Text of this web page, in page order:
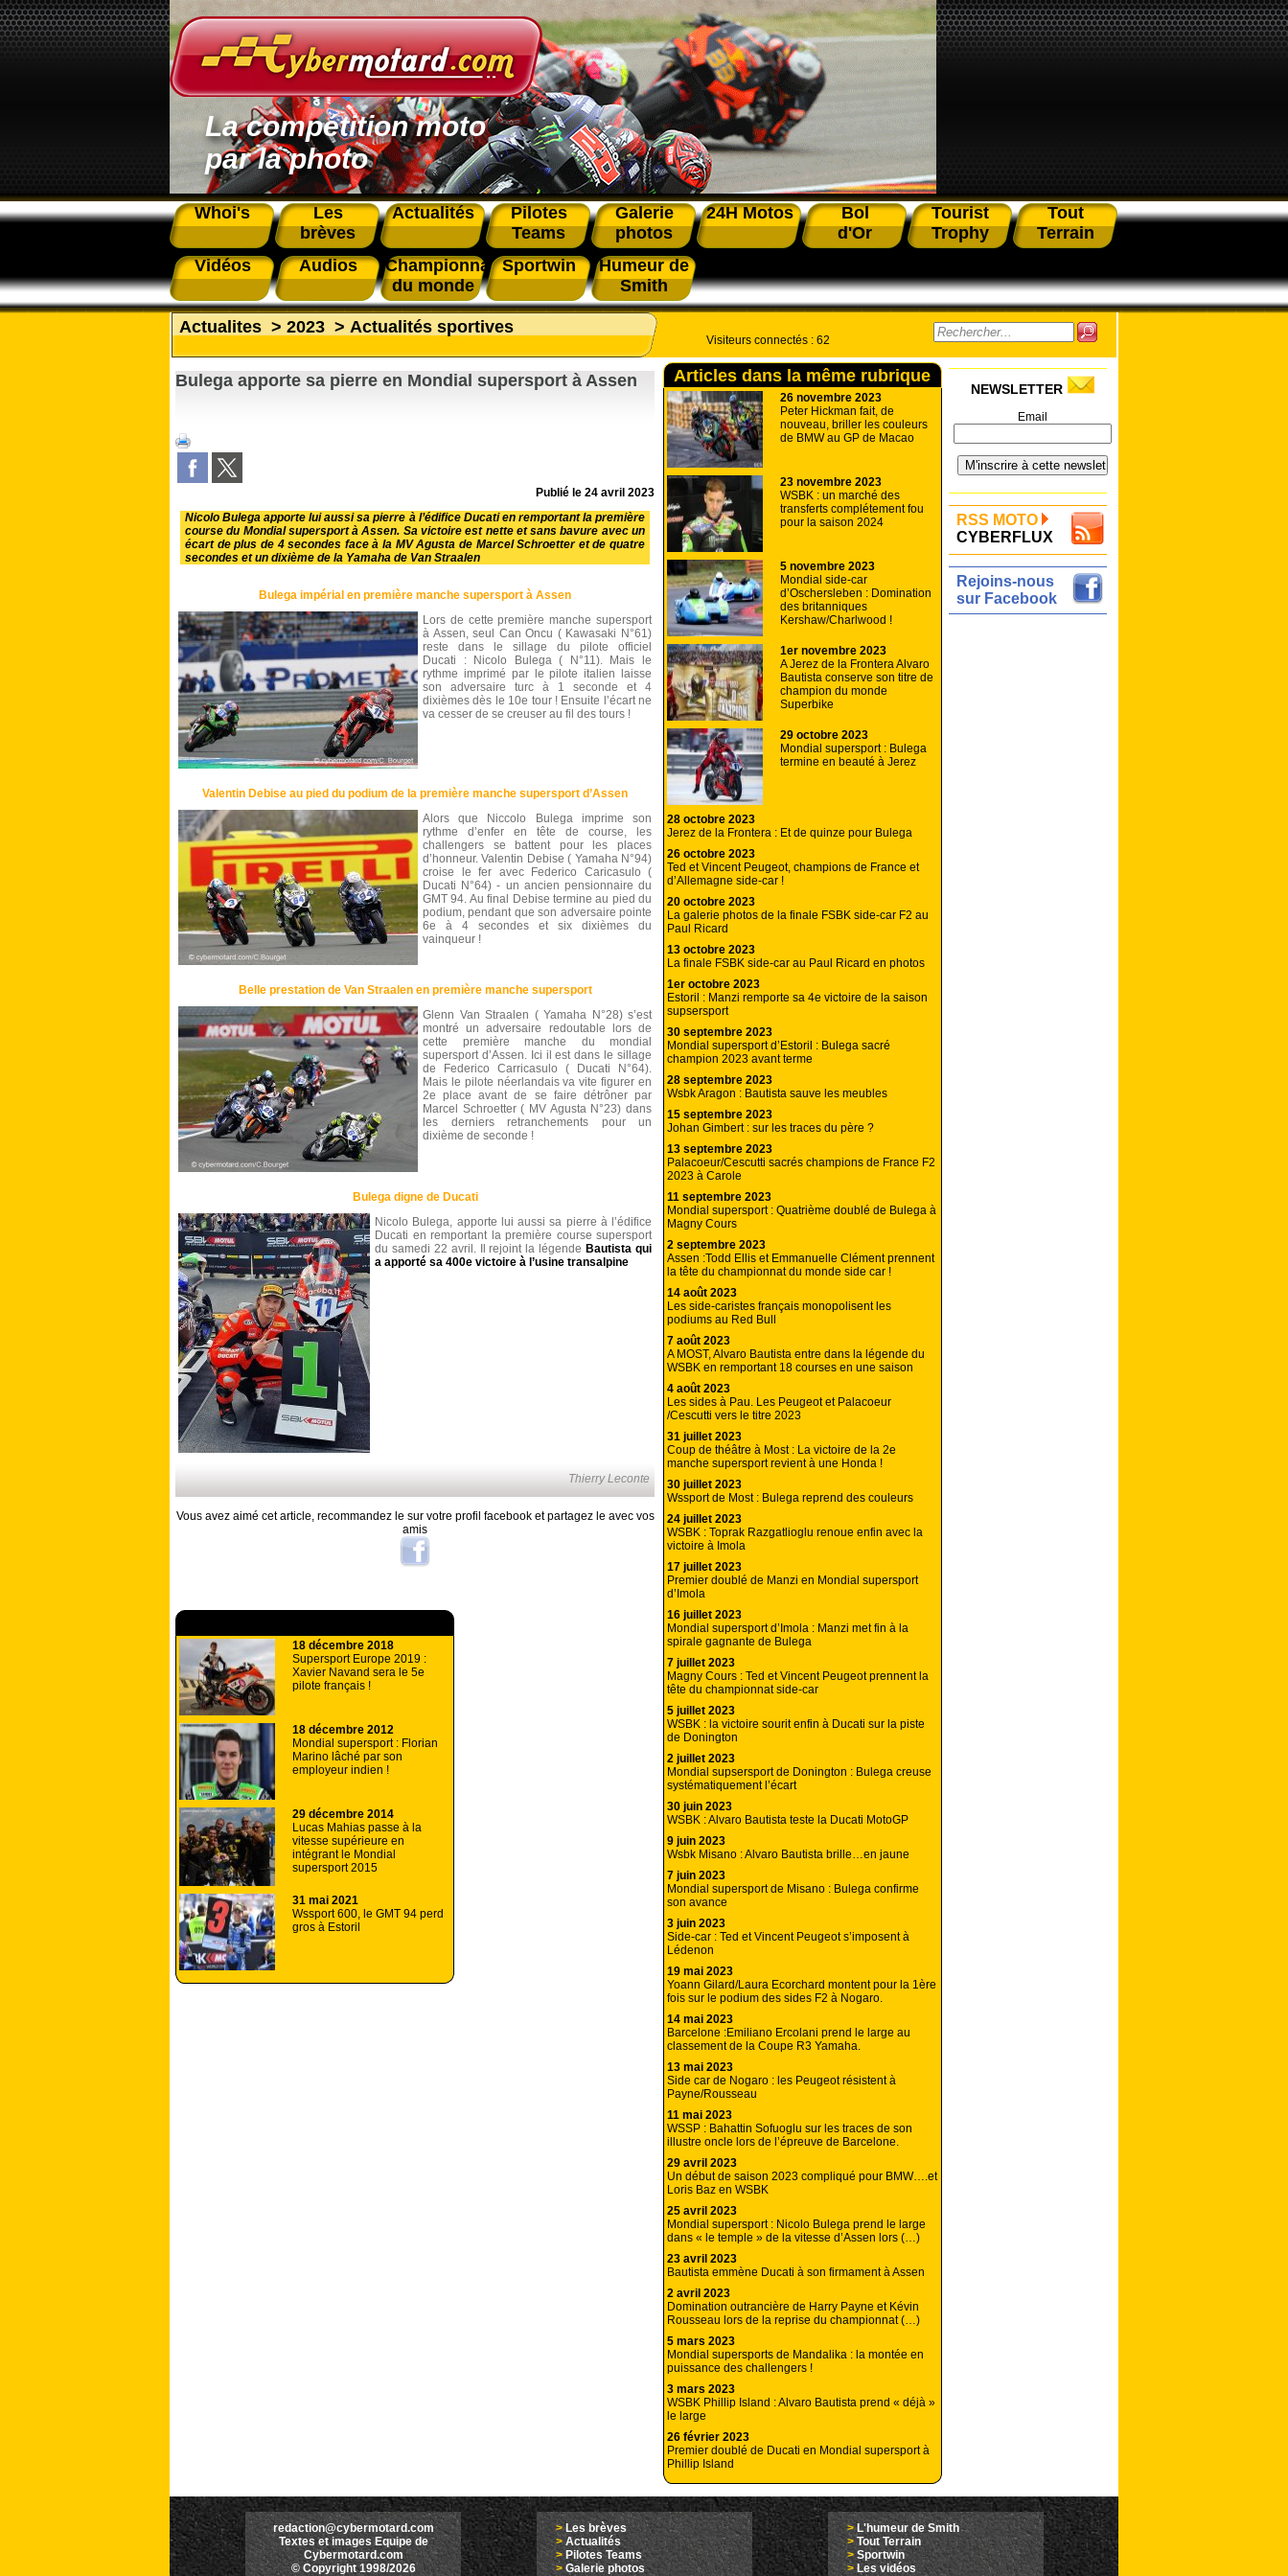
La compétition moto
par la photo
Whoi's
Les
brèves
Actualités
Pilotes
Teams
Galerie
photos
24H Motos
Bol
d'Or
Tourist
Trophy
Tout
Terrain
Vidéos
Audios
Championnat
du monde
Sportwin
Humeur de
Smith
Actualites > 2023 > Actualités sportives
Bulega apporte sa pierre en Mondial supersport à Assen
Publié le 24 avril 2023
Nicolo Bulega apporte lui aussi sa pierre à l’édifice Ducati en remportant la première
course du Mondial supersport à Assen. Sa victoire est nette et sans bavure avec un
écart de plus de 4 secondes face à la MV Agusta de Marcel Schroetter et de quatre
secondes et un dixième de la Yamaha de Van Straalen
Bulega impérial en première manche supersport à Assen
Lors de cette première manche supersport
à Assen, seul Can Oncu ( Kawasaki N°61)
reste dans le sillage du pilote officiel
Ducati : Nicolo Bulega ( N°11). Mais le
rythme imprimé par le pilote italien laisse
son adversaire turc à 1 seconde et 4
dixièmes dès le 10e tour ! Ensuite l’écart ne
va cesser de se creuser au fil des tours !
Valentin Debise au pied du podium de la première manche supersport d’Assen
Alors que Niccolo Bulega imprime son
rythme d’enfer en tête de course, les
challengers se battent pour les places
d’honneur. Valentin Debise ( Yamaha N°94)
croise le fer avec Federico Caricasulo (
Ducati N°64) - un ancien pensionnaire du
GMT 94. Au final Debise termine au pied du
podium, pendant que son adversaire pointe
6e à 4 secondes et six dixièmes du
vainqueur !
Belle prestation de Van Straalen en première manche supersport
Glenn Van Straalen ( Yamaha N°28) s’est
montré un adversaire redoutable lors de
cette première manche du mondial
supersport d’Assen. Ici il est dans le sillage
de Federico Carricasulo ( Ducati N°64).
Mais le pilote néerlandais va vite figurer en
2e place avant de se faire détrôner par
Marcel Schroetter ( MV Agusta N°23) dans
les derniers retranchements pour un
dixième de seconde !
Bulega digne de Ducati
Nicolo Bulega, apporte lui aussi sa pierre à l’édifice
Ducati en remportant la première course supersport
du samedi 22 avril. Il rejoint la légende Bautista qui
a apporté sa 400e victoire à l’usine transalpine
Thierry Leconte
Vous avez aimé cet article, recommandez le sur votre profil facebook et partagez le avec vos
amis
18 décembre 2018
Supersport Europe 2019 :
Xavier Navand sera le 5e
pilote français !
18 décembre 2012
Mondial supersport : Florian
Marino lâché par son
employeur indien !
29 décembre 2014
Lucas Mahias passe à la
vitesse supérieure en
intégrant le Mondial
supersport 2015
31 mai 2021
Wssport 600, le GMT 94 perd
gros à Estoril
Visiteurs connectés : 62
Articles dans la même rubrique
26 novembre 2023
Peter Hickman fait, de
nouveau, briller les couleurs
de BMW au GP de Macao
23 novembre 2023
WSBK : un marché des
transferts complétement fou
pour la saison 2024
5 novembre 2023
Mondial side-car
d’Oschersleben : Domination
des britanniques
Kershaw/Charlwood !
1er novembre 2023
A Jerez de la Frontera Alvaro
Bautista conserve son titre de
champion du monde
Superbike
29 octobre 2023
Mondial supersport : Bulega
termine en beauté à Jerez
28 octobre 2023
Jerez de la Frontera : Et de quinze pour Bulega
26 octobre 2023
Ted et Vincent Peugeot, champions de France et
d’Allemagne side-car !
20 octobre 2023
La galerie photos de la finale FSBK side-car F2 au
Paul Ricard
13 octobre 2023
La finale FSBK side-car au Paul Ricard en photos
1er octobre 2023
Estoril : Manzi remporte sa 4e victoire de la saison
supsersport
30 septembre 2023
Mondial supersport d’Estoril : Bulega sacré
champion 2023 avant terme
28 septembre 2023
Wsbk Aragon : Bautista sauve les meubles
15 septembre 2023
Johan Gimbert : sur les traces du père ?
13 septembre 2023
Palacoeur/Cescutti sacrés champions de France F2
2023 à Carole
11 septembre 2023
Mondial supersport : Quatrième doublé de Bulega à
Magny Cours
2 septembre 2023
Assen :Todd Ellis et Emmanuelle Clément prennent
la tête du championnat du monde side car !
14 août 2023
Les side-caristes français monopolisent les
podiums au Red Bull
7 août 2023
A MOST, Alvaro Bautista entre dans la légende du
WSBK en remportant 18 courses en une saison
4 août 2023
Les sides à Pau. Les Peugeot et Palacoeur
/Cescutti vers le titre 2023
31 juillet 2023
Coup de théâtre à Most : La victoire de la 2e
manche supersport revient à une Honda !
30 juillet 2023
Wssport de Most : Bulega reprend des couleurs
24 juillet 2023
WSBK : Toprak Razgatlioglu renoue enfin avec la
victoire à Imola
17 juillet 2023
Premier doublé de Manzi en Mondial supersport
d’Imola
16 juillet 2023
Mondial supersport d’Imola : Manzi met fin à la
spirale gagnante de Bulega
7 juillet 2023
Magny Cours : Ted et Vincent Peugeot prennent la
tête du championnat side-car
5 juillet 2023
WSBK : la victoire sourit enfin à Ducati sur la piste
de Donington
2 juillet 2023
Mondial supsersport de Donington : Bulega creuse
systématiquement l’écart
30 juin 2023
WSBK : Alvaro Bautista teste la Ducati MotoGP
9 juin 2023
Wsbk Misano : Alvaro Bautista brille…en jaune
7 juin 2023
Mondial supersport de Misano : Bulega confirme
son avance
3 juin 2023
Side-car : Ted et Vincent Peugeot s’imposent à
Lédenon
19 mai 2023
Yoann Gilard/Laura Ecorchard montent pour la 1ère
fois sur le podium des sides F2 à Nogaro.
14 mai 2023
Barcelone :Emiliano Ercolani prend le large au
classement de la Coupe R3 Yamaha.
13 mai 2023
Side car de Nogaro : les Peugeot résistent à
Payne/Rousseau
11 mai 2023
WSSP : Bahattin Sofuoglu sur les traces de son
illustre oncle lors de l’épreuve de Barcelone.
29 avril 2023
Un début de saison 2023 compliqué pour BMW….et
Loris Baz en WSBK
25 avril 2023
Mondial supersport : Nicolo Bulega prend le large
dans « le temple » de la vitesse d’Assen lors (…)
23 avril 2023
Bautista emmène Ducati à son firmament à Assen
2 avril 2023
Domination outrancière de Harry Payne et Kévin
Rousseau lors de la reprise du championnat (…)
5 mars 2023
Mondial supersports de Mandalika : la montée en
puissance des challengers !
3 mars 2023
WSBK Phillip Island : Alvaro Bautista prend « déjà »
le large
26 février 2023
Premier doublé de Ducati en Mondial supersport à
Phillip Island
NEWSLETTER
Email
RSS MOTO
CYBERFLUX
Rejoins-nous
sur Facebook
redaction@cybermotard.com
Textes et images Equipe de
Cybermotard.com
© Copyright 1998/2026
>Les brèves
> Actualités
> Pilotes Teams
>Galerie photos
>L'humeur de Smith
> Tout Terrain
> Sportwin
> Les vidéos